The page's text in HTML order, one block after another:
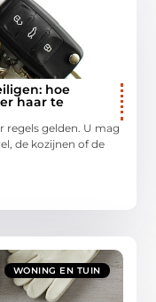
hoe
haar te
regels gelden. U mag
de kozijnen of de
WONING EN TUIN